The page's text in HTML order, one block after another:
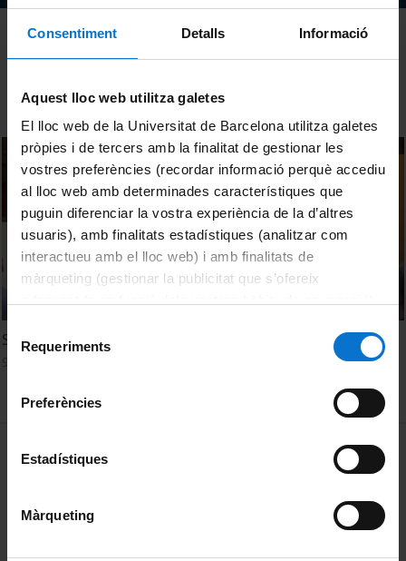
Consentiment Detalls Informació
Aquest lloc web utilitza galetes
El lloc web de la Universitat de Barcelona utilitza galetes
pròpies i de tercers amb la finalitat de gestionar les
vostres preferències (recordar informació perquè accediu
al lloc web amb determinades característiques que
puguin diferenciar la vostra experiència de la d’altres
usuaris), amb finalitats estadístiques (analitzar com
interactueu amb el lloc web) i amb finalitats de
màrqueting (gestionar la publicitat que s’ofereix
consultar laPolítica de galetes del lloc web de la
de Requeriments
Preferències
Estadístiques
Màrqueting
Ordenar
Sustainable Innovations
MENÚ PEU 1
Política de Cookies
Privacidad y términos